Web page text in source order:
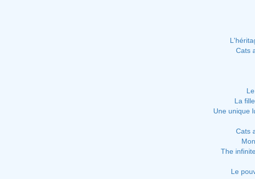
Cats
La
Une unique
Cats
The
Le